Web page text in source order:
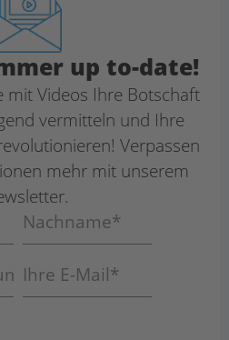
up to-date!
mit Videos Ihre Botschaft
vermitteln und Ihre
Verpassen
mehr mit unserem